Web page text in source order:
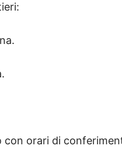
con orari di